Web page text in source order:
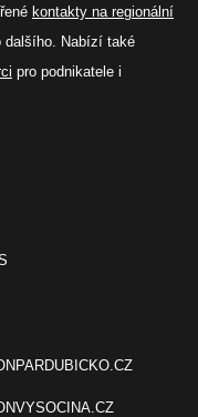
kontakty na regionální
dalšího. Nabízí také
pro podnikatele i